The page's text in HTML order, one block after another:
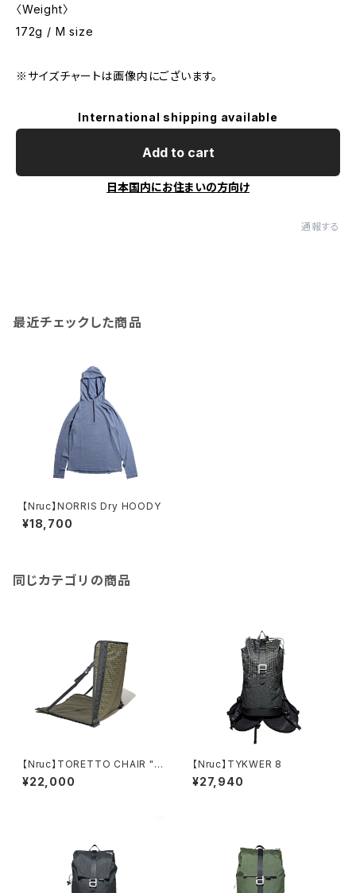
〈Weight〉
172g / M size
※サイズチャートは画像内にございます。
International shipping available
Add to cart
日本国内にお住まいの方向け
通報する
最近チェックした商品
【Nruc】NORRIS Dry HOODY
¥18,700
同じカテゴリの商品
【Nruc】TORETTO CHAIR "S
ub"
¥22,000
【Nruc】TYKWER 8
¥27,940